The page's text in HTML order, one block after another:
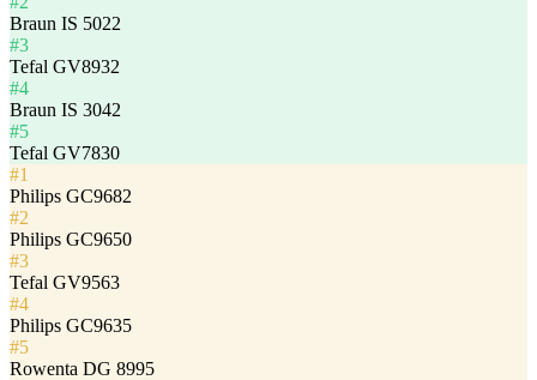
Braun IS 5022
#3
Tefal GV8932
#4
Braun IS 3042
#5
Tefal GV7830
#1
Philips GC9682
#2
Philips GC9650
#3
Tefal GV9563
#4
Philips GC9635
#5
Rowenta DG 8995